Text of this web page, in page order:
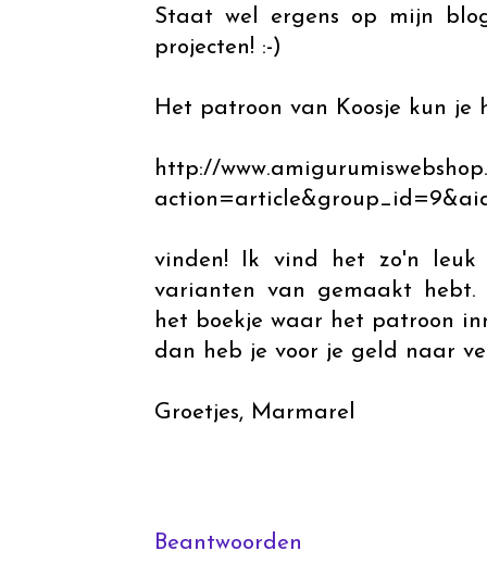
Staat wel ergens op mijn
projecten! :-)
Het patroon van Koosje kun je
http://
vinden! Ik vind het zo'n
varianten van gemaakt
het boekje waar het patroon
dan heb je voor je geld naar
Groetjes, Marmarel
Beantwoorden